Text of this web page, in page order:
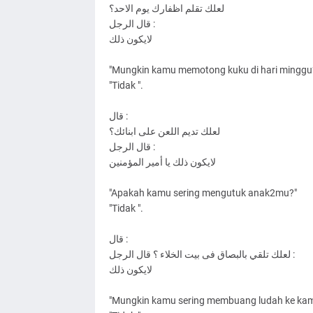
ﻟﻌﻠﻚ ﺗﻘﻠﻢ ﺍﻇﻔﺎﺭﻙ ﻳﻮﻡ ﺍﻻﺣﺪ؟
ﻗﺎﻝ ﺍﻟﺮﺟﻞ :
ﻻﻳﻜﻮﻥ ﺫﻟﻚ
"Mungkin kamu memotong kuku di hari
"Tidak ".
ﻗﺎﻝ :
ﻟﻌﻠﻚ ﺗﺪﻳﻢ ﺍﻟﻠﻌﻦ ﻋﻠﻰ ﺍﺑﻨﺎﺋﻚ؟
ﻗﺎﻝ ﺍﻟﺮﺟﻞ :
ﻻﻳﻜﻮﻥ ﺫﻟﻚ ﻳﺎ ﺃﻣﻴﺮ ﺍﻟﻤﺆﻣﻨﻴﻦ
"Apakah kamu sering mengutuk anak2mu?"
"Tidak ".
ﻗﺎﻝ :
ﻟﻌﻠﻚ ﺗﻠﻘﻲ ﺑﺎﻟﺒﺼﺎﻕ ﻓﻰ ﺑﻴﺖ ﺍﻟﺨﻼﺀ ؟ ﻗﺎﻝ ﺍﻟﺮﺟﻞ :
ﻻﻳﻜﻮﻥ ﺫﻟﻚ
"Mungkin kamu sering membuang ludah ke